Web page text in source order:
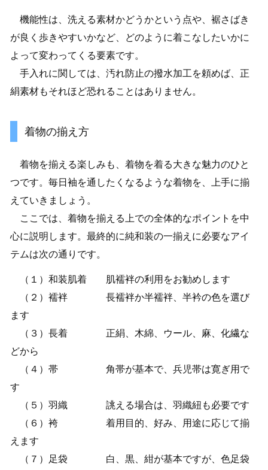
機能性は、洗える素材かどうかという点や、裾さばき
が良く歩きやすいかなど、どのように着こなしたいかに
よって変わってくる要素です。
手入れに関しては、汚れ防止の撥水加工を頼めば、正
絹素材もそれほど恐れることはありません。
着物の揃え方
着物を揃える楽しみも、着物を着る大きな魅力のひと
つです。毎日袖を通したくなるような着物を、上手に揃
えていきましょう。
ここでは、着物を揃える上での全体的なポイントを中
心に説明します。最終的に純和装の一揃えに必要なアイ
テムは次の通りです。
（１）和装肌着 肌襦袢の利用をお勧めします
（２）襦袢 長襦袢か半襦袢、半衿の色を選び
ます
（３）長着 正絹、木綿、ウール、麻、化繊な
どから
（４）帯 角帯が基本で、兵児帯は寛ぎ用で
す
（５）羽織 誂える場合は、羽織紐も必要です
（６）袴 着用目的、好み、用途に応じて揃
えます
（７）足袋 白、黒、紺が基本ですが、色足袋